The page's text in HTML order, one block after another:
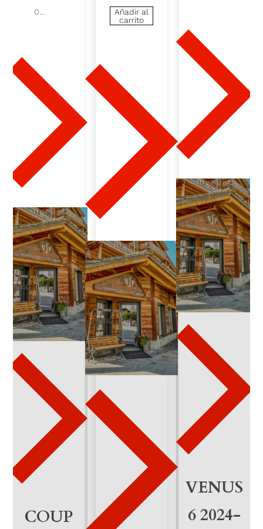
2
0
4
-
0
3
-
3
0
i
0
COUP
Añadir al
carrito
VENUS
6 2024-